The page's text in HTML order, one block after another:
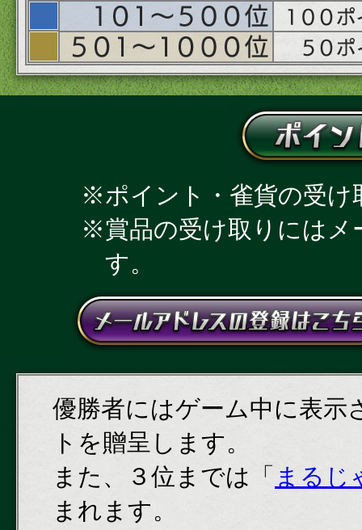
ポイント・雀貨の受
賞品の受け取りには
す。
優勝者にはゲーム中に表示
トを贈呈します。
また、３位までは「 まるじ
まれます。